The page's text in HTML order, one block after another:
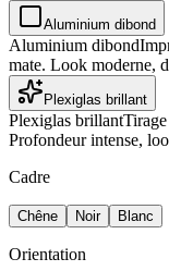
Aluminium dibond
Aluminium dibond
mate. Look moderne,
Plexiglas brillant
Plexiglas brillant
Profondeur intense,
Cadre
Chêne Noir Blanc
Orientation